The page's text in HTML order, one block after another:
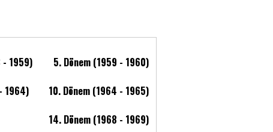
- 1959)
5. Dönem (1959 - 1960)
1964)
10. Dönem (1964 - 1965)
14. Dönem (1968 - 1969)